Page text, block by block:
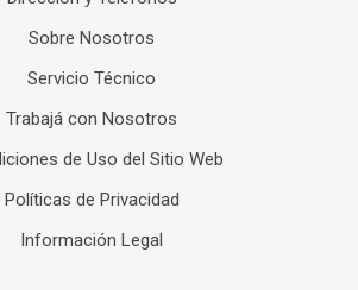
Sobre Nosotros
Servicio Técnico
Trabajá con Nosotros
de Uso del Sitio Web
Políticas de Privacidad
Información Legal